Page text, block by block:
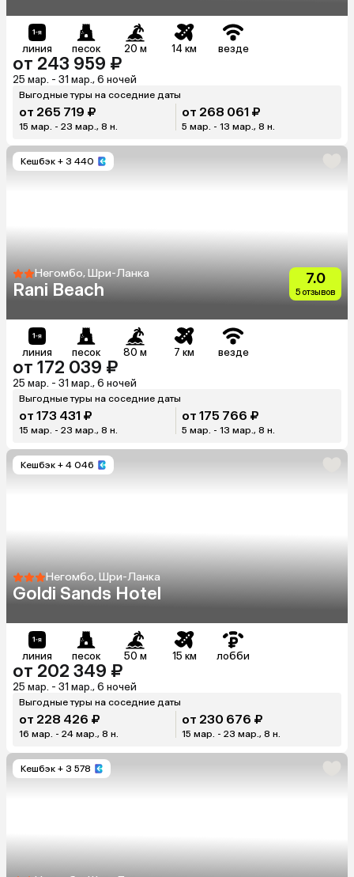
линия песок 20 м 14 км везде
от 243 959 ₽
25 мар. - 31 мар., 6 ночей
Выгодные туры на соседние даты
от 265 719 ₽
15 мар. - 23 мар., 8 н.
от 268 061 ₽
5 мар. - 13 мар., 8 н.
Кешбэк + 3 440
Негомбо, Шри-Ланка
Rani Beach
7.0
5 отзывов
линия песок 80 м 7 км везде
от 172 039 ₽
25 мар. - 31 мар., 6 ночей
Выгодные туры на соседние даты
от 173 431 ₽
15 мар. - 23 мар., 8 н.
от 175 766 ₽
5 мар. - 13 мар., 8 н.
Кешбэк + 4 046
Негомбо, Шри-Ланка
Goldi Sands Hotel
линия песок 50 м 15 км лобби
от 202 349 ₽
25 мар. - 31 мар., 6 ночей
Выгодные туры на соседние даты
от 228 426 ₽
16 мар. - 24 мар., 8 н.
от 230 676 ₽
15 мар. - 23 мар., 8 н.
Кешбэк + 3 578